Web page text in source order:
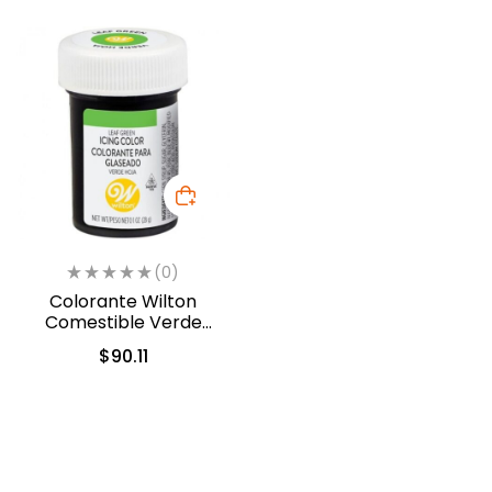
(0)
Colorante Wilton
Comestible Verde
Hoja/Leaf Green 28.3gr.
(04-0-0047)
$90.11